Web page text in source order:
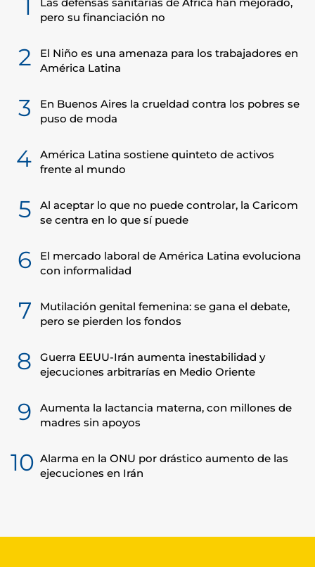
1
pero su financiación no
2
El Niño es una amenaza para los trabajadores en
América Latina
3
En Buenos Aires la crueldad contra los pobres se
puso de moda
4
América Latina sostiene quinteto de activos
frente al mundo
5
Al aceptar lo que no puede controlar, la Caricom
se centra en lo que sí puede
6
El mercado laboral de América Latina evoluciona
con informalidad
7
Mutilación genital femenina: se gana el debate,
pero se pierden los fondos
8
Guerra EEUU-Irán aumenta inestabilidad y
ejecuciones arbitrarías en Medio Oriente
9
Aumenta la lactancia materna, con millones de
madres sin apoyos
10 Alarma en la ONU por drástico aumento de las
ejecuciones en Irán